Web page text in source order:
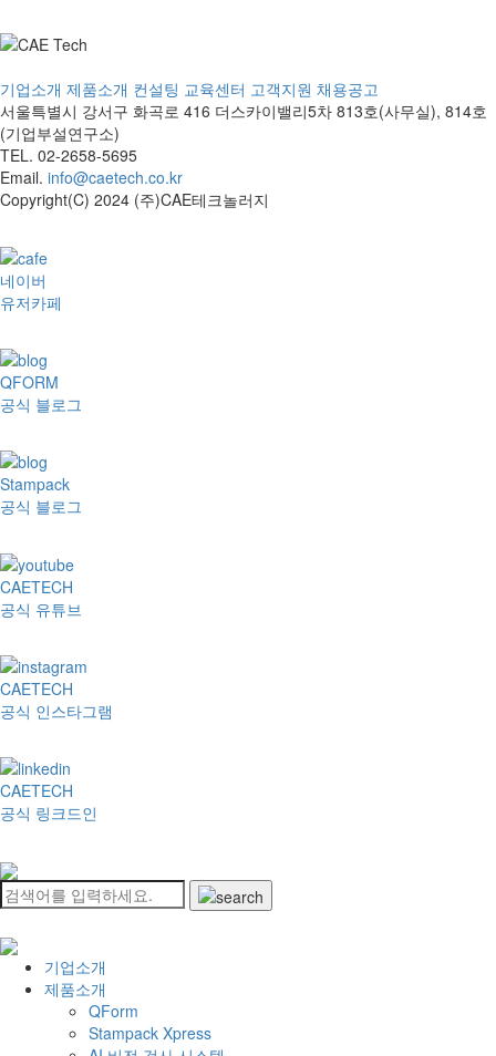
기업소개 제품소개 컨설팅 교육센터 고객지원 채용공고
서울특별시 강서구 화곡로 416 더스카이밸리5차 813호(사무실), 814호
(기업부설연구소)
TEL. 02-2658-5695
Email. info@caetech.co.kr
Copyright(C) 2024 (주)CAE테크놀러지
네이버
유저카페
QFORM
공식 블로그
Stampack
공식 블로그
CAETECH
공식 유튜브
CAETECH
공식 인스타그램
CAETECH
공식 링크드인
기업소개
제품소개
QForm
Stampack Xpress